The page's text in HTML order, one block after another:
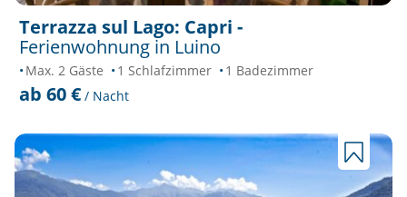
Terrazza sul Lago: Capri -
Ferienwohnung in Luino
Max. 2 Gäste 1 Schlafzimmer 1 Badezimmer
ab 60 € / Nacht